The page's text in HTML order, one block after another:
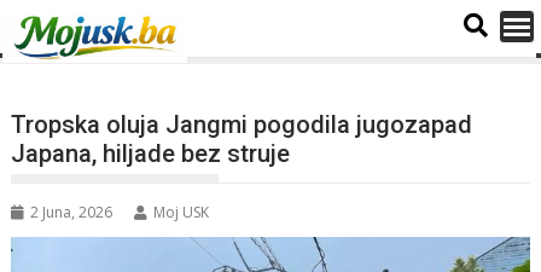
Tropska oluja Jangmi pogodila jugozapad
Japana, hiljade bez struje
2 Juna, 2026 Moj USK